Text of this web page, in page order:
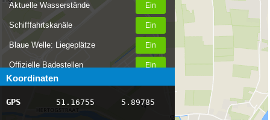
Aktuelle Wasserstände
Schifffahrtskanäle
Blaue Welle: Liegeplätze
Offizielle Badestellen
Nachrichten Binnenschifffahrt
AIS-Schiffspositionen
Koordinaten
GPS 51.16755 5.89785